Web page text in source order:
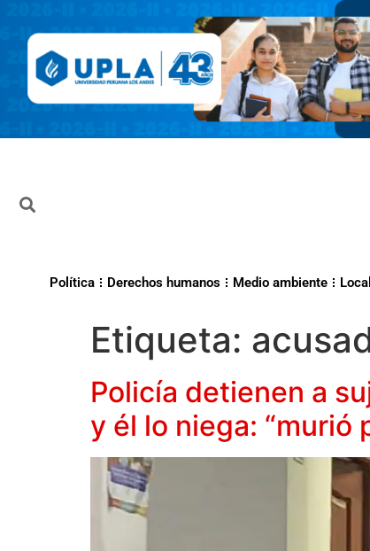
Política Derechos humanos Medio ambiente Local
Etiqueta:
Policía detienen a
y él lo niega: “murió